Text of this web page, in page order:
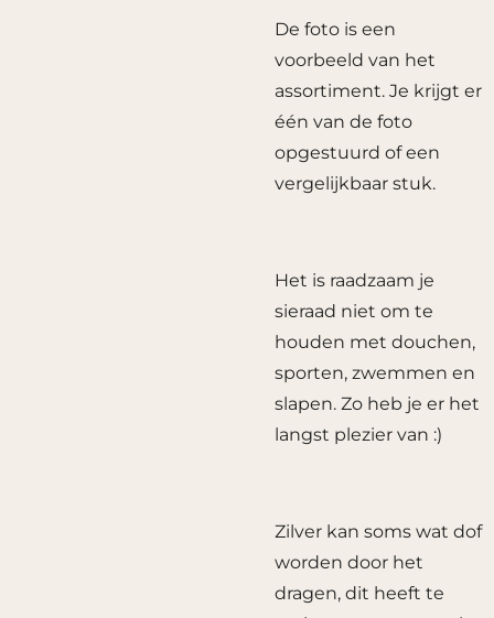
De foto is een
voorbeeld van het
assortiment. Je krijgt er
één van de foto
opgestuurd of een
vergelijkbaar stuk.
Het is raadzaam je
sieraad niet om te
houden met douchen,
sporten, zwemmen en
slapen. Zo heb je er het
langst plezier van :)
Zilver kan soms wat dof
worden door het
dragen, dit heeft te